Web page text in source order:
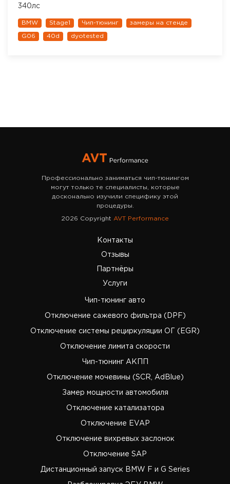
340лс
BMW Stage1 Чип-тюнинг замеры на стенде
G06 40d dyotested
Профессионально заниматься чип-тюнингом
могут только те специалисты, которые
досконально изучили специфику этой
процедуры.
2026 Copyright AVT Performance
Услуги
Чип-тюнинг авто
Отключение сажевого фильтра (DPF)
Отключение системы рециркуляции ОГ (EGR)
Отключение лимита скорости
Чип-тюнинг АКПП
Отключение мочевины (SCR, AdBlue)
Замер мощности автомобиля
Отключение катализатора
Отключение EVAP
Отключение вихревых заслонок
Отключение SAP
Дистанционный запуск BMW F и G Series
Партнёры
Отзывы
Контакты